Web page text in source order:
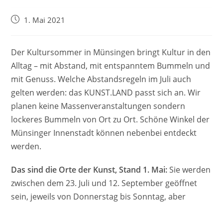
Beitrag1. Mai 2021
Der Kultursommer in Münsingen bringt Kultur in den
Alltag – mit Abstand, mit entspanntem Bummeln und
mit Genuss. Welche Abstandsregeln im Juli auch
gelten werden: das KUNST.LAND passt sich an. Wir
planen keine Massenveranstaltungen sondern
lockeres Bummeln von Ort zu Ort. Schöne Winkel der
Münsinger Innenstadt können nebenbei entdeckt
werden.
Das sind die Orte der Kunst, Stand 1. Mai:Sie werden
zwischen dem 23. Juli und 12. September geöffnet
sein, jeweils von Donnerstag bis Sonntag, aber